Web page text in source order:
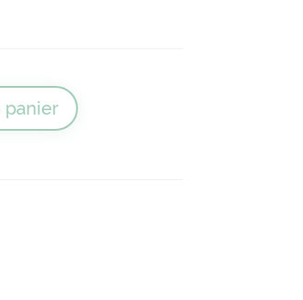
Noix de cajou et Romarin - sans gluten
panier